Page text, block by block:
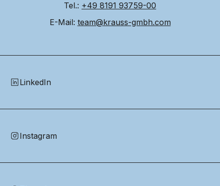
Tel.: +49 8191 93759-00
E-Mail: team@krauss-gmbh.com
LinkedIn
Instagram